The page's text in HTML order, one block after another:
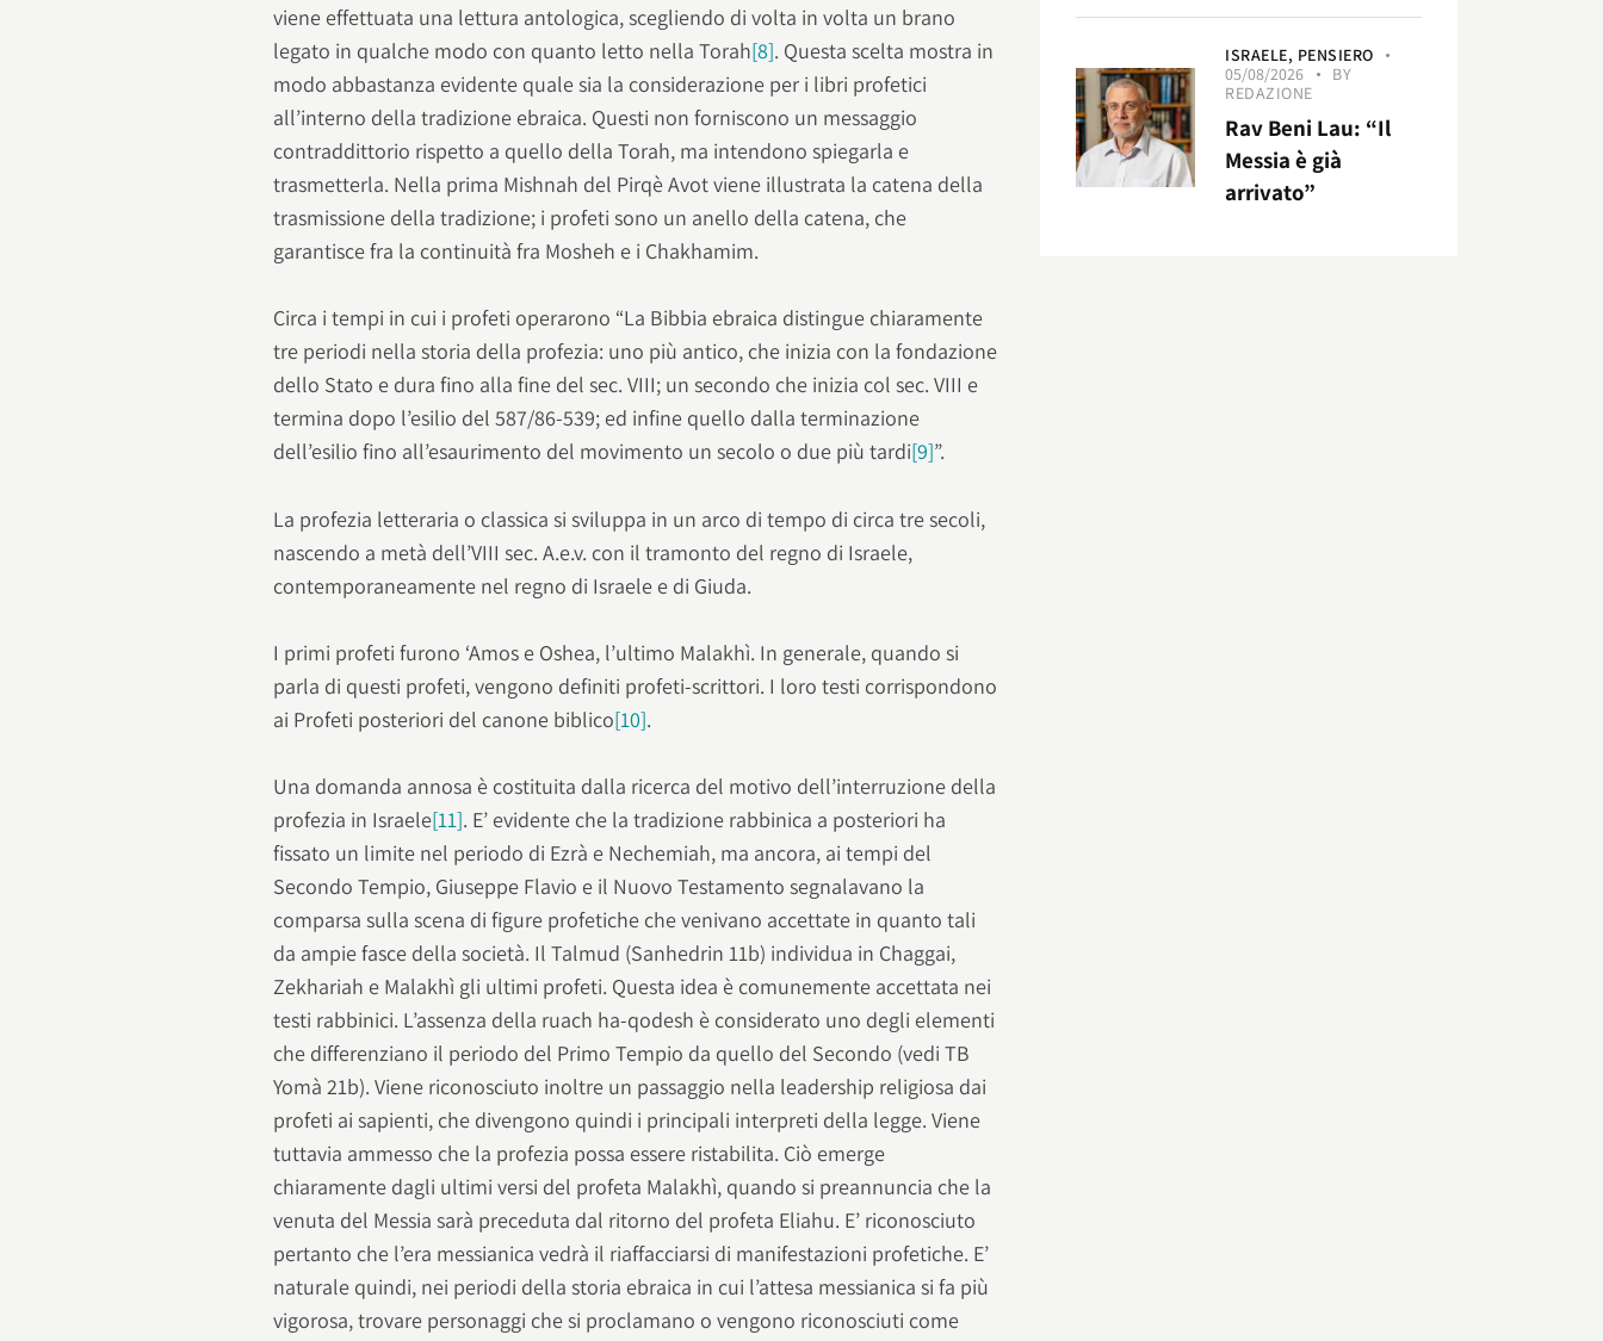
viene effettuata una lettura antologica, scegliendo di volta in volta un brano
legato in qualche modo con quanto letto nella Torah[8]. Questa scelta mostra in
modo abbastanza evidente quale sia la considerazione per i libri profetici
all’interno della tradizione ebraica. Questi non forniscono un messaggio
contraddittorio rispetto a quello della Torah, ma intendono spiegarla e
trasmetterla. Nella prima Mishnah del Pirqè Avot viene illustrata la catena della
trasmissione della tradizione; i profeti sono un anello della catena, che
garantisce fra la continuità fra Mosheh e i Chakhamim.
Circa i tempi in cui i profeti operarono “La Bibbia ebraica distingue chiaramente
tre periodi nella storia della profezia: uno più antico, che inizia con la fondazione
dello Stato e dura fino alla fine del sec. VIII; un secondo che inizia col sec. VIII e
termina dopo l’esilio del 587/86-539; ed infine quello dalla terminazione
dell’esilio fino all’esaurimento del movimento un secolo o due più tardi[9]”.
La profezia letteraria o classica si sviluppa in un arco di tempo di circa tre secoli,
nascendo a metà dell’VIII sec. A.e.v. con il tramonto del regno di Israele,
contemporaneamente nel regno di Israele e di Giuda.
I primi profeti furono ‘Amos e Oshea, l’ultimo Malakhì. In generale, quando si
parla di questi profeti, vengono definiti profeti-scrittori. I loro testi corrispondono
ai Profeti posteriori del canone biblico[10].
Una domanda annosa è costituita dalla ricerca del motivo dell’interruzione della
profezia in Israele[11]. E’ evidente che la tradizione rabbinica a posteriori ha
fissato un limite nel periodo di Ezrà e Nechemiah, ma ancora, ai tempi del
Secondo Tempio, Giuseppe Flavio e il Nuovo Testamento segnalavano la
comparsa sulla scena di figure profetiche che venivano accettate in quanto tali
da ampie fasce della società. Il Talmud (Sanhedrin 11b) individua in Chaggai,
Zekhariah e Malakhì gli ultimi profeti. Questa idea è comunemente accettata nei
testi rabbinici. L’assenza della ruach ha-qodesh è considerato uno degli elementi
che differenziano il periodo del Primo Tempio da quello del Secondo (vedi TB
Yomà 21b). Viene riconosciuto inoltre un passaggio nella leadership religiosa dai
profeti ai sapienti, che divengono quindi i principali interpreti della legge. Viene
tuttavia ammesso che la profezia possa essere ristabilita. Ciò emerge
chiaramente dagli ultimi versi del profeta Malakhì, quando si preannuncia che la
venuta del Messia sarà preceduta dal ritorno del profeta Eliahu. E’ riconosciuto
pertanto che l’era messianica vedrà il riaffacciarsi di manifestazioni profetiche. E’
naturale quindi, nei periodi della storia ebraica in cui l’attesa messianica si fa più
vigorosa, trovare personaggi che si proclamano o vengono riconosciuti come
ISRAELE, PENSIERO
05/08/2026
BY
REDAZIONE
Rav Beni Lau: “Il
Messia è già
arrivato”